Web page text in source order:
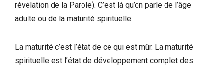
révélation de la Parole). C’est là qu’on parle de l’âge
adulte ou de la maturité spirituelle.
La maturité c’est l’état de ce qui est mûr. La maturité
spirituelle est l’état de développement complet des